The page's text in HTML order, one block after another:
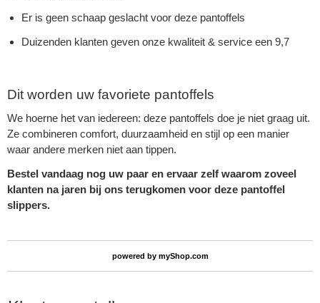
Er is geen schaap geslacht voor deze pantoffels
Duizenden klanten geven onze kwaliteit & service een 9,7
Dit worden uw favoriete pantoffels
We hoerne het van iedereen: deze pantoffels doe je niet graag uit.
Ze combineren comfort, duurzaamheid en stijl op een manier
waar andere merken niet aan tippen.
Bestel vandaag nog uw paar en ervaar zelf waarom zoveel
klanten na jaren bij ons terugkomen voor deze pantoffel
slippers.
powered by myShop.com